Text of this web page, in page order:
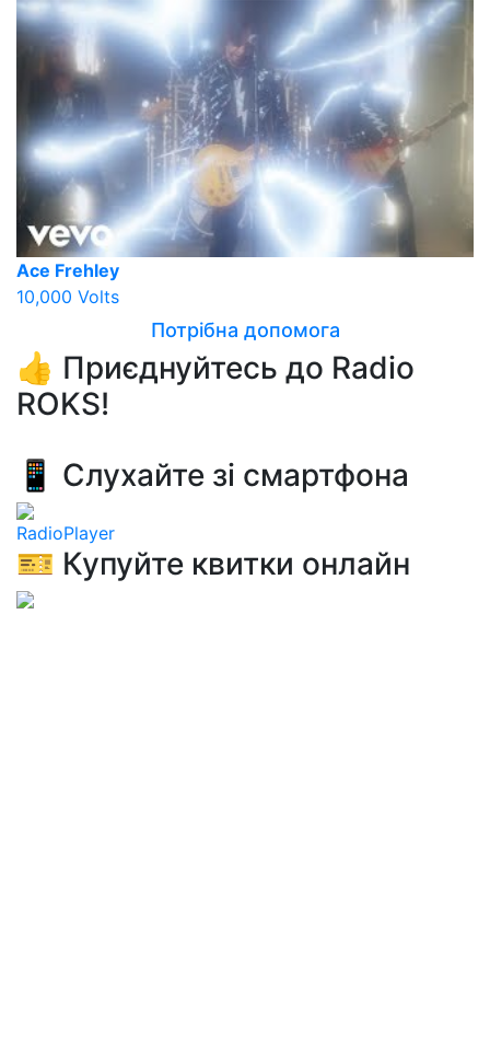
Ace Frehley
10,000 Volts
Потрібна допомога
👍 Приєднуйтесь до Radio
ROKS!
📱 Слухайте зі смартфона
RadioPlayer
🎫 Купуйте квитки онлайн